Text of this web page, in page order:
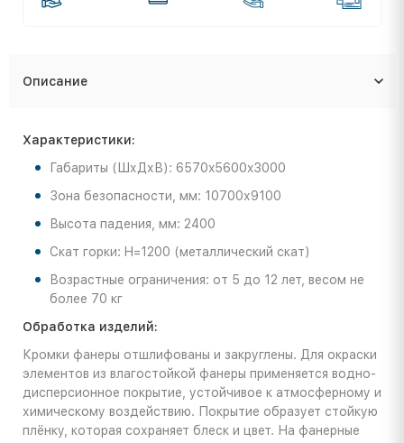
Описание
Характеристики:
Габариты (ШхДхВ): 6570x5600x3000
Зона безопасности, мм: 10700х9100
Высота падения, мм: 2400
Скат горки: H=1200 (металлический скат)
Возрастные ограничения: от 5 до 12 лет, весом не
более 70 кг
Обработка изделий:
Кромки фанеры отшлифованы и закруглены. Для окраски
элементов из влагостойкой фанеры применяется водно-
дисперсионное покрытие, устойчивое к атмосферному и
химическому воздействию. Покрытие образует стойкую
плёнку, которая сохраняет блеск и цвет. На фанерные